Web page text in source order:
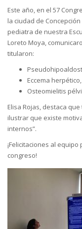
Este año, en el 57
la ciudad de
pediatra de nuestra
Loreto Moya,
titularon:
Eccema
Osteomielitis
Elisa Rojas, destaca
ilustrar que existe
internos”.
¡Felicitaciones al
congreso!